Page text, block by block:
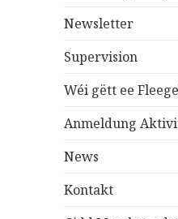
Newsletter
Supervision
Wéi gëtt ee
Anmeldung
News
Kontakt